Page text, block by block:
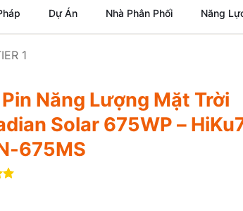
Dự Án Nhà Phân Phối Năng
1
Năng Lượng Mặt Trời
Solar 675WP –
675MS